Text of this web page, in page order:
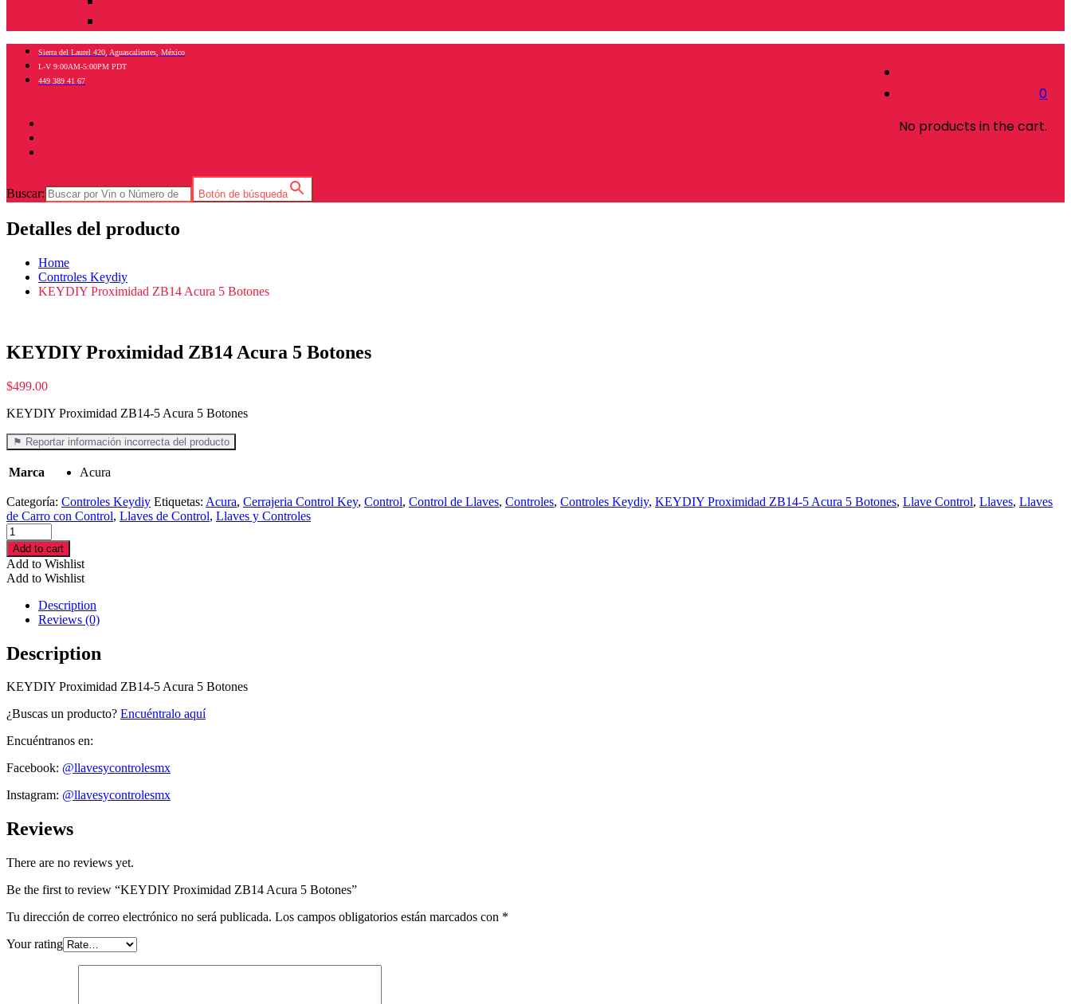
0
No products in the cart.
Sierra del Laurel 420, Aguascalientes, México
L-V 9:00AM-5:00PM PDT
449 389 41 67
Buscar: Botón de búsqueda
Detalles del producto
Home
Controles Keydiy
KEYDIY Proximidad ZB14 Acura 5 Botones
KEYDIY Proximidad ZB14 Acura 5 Botones
$499.00
KEYDIY Proximidad ZB14-5 Acura 5 Botones
⚑ Reportar información incorrecta del producto
Marca Acura
Categoría: Controles Keydiy Etiquetas: Acura, Cerrajeria Control Key, Control, Control de Llaves, Controles, Controles Keydiy, KEYDIY Proximidad ZB14-5 Acura 5 Botones, Llave Control, Llaves, Llaves
de Carro con Control, Llaves de Control, Llaves y Controles
KEYDIY
Proximidad
ZB14
Acura
5
Botones
cantidad
Add to cart
Add to Wishlist
Add to Wishlist
Description
Reviews (0)
Description
KEYDIY Proximidad ZB14-5 Acura 5 Botones
¿Buscas un producto? Encuéntralo aquí
Encuéntranos en:
Facebook: @llavesycontrolesmx
Instagram: @llavesycontrolesmx
Reviews
There are no reviews yet.
Be the first to review “KEYDIY Proximidad ZB14 Acura 5 Botones”
Tu dirección de correo electrónico no será publicada. Los campos obligatorios están marcados con *
Your rating